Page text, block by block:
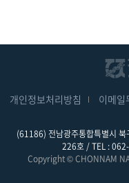
개인정보처리방침 이메일
(61186) 전남광주통합특별시
226호 / TEL :
Copyright © CHONNAM